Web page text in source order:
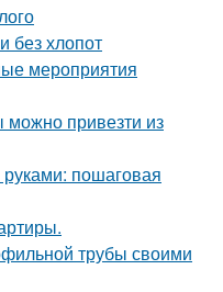
без хлопот
мероприятия
можно привезти из
руками: пошаговая
трубы своими